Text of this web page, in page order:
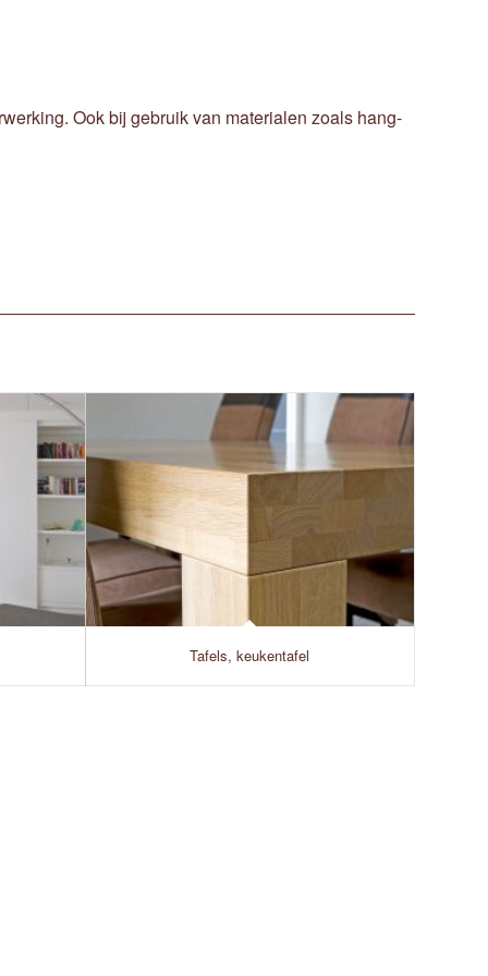
Ook bij gebruik van materialen zoals hang-
Tafels, keukentafel